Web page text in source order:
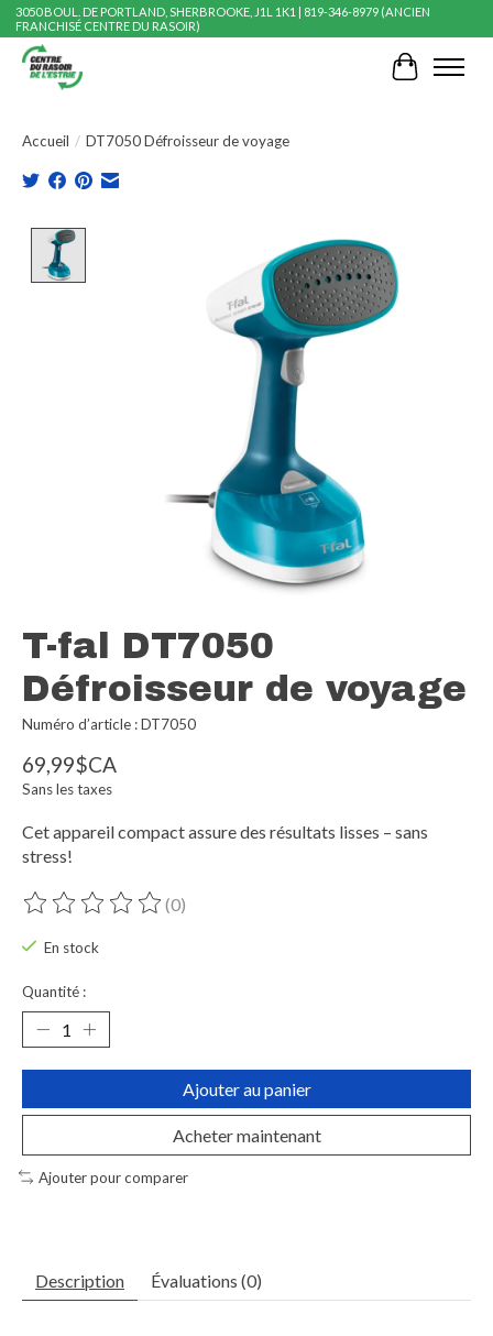
3050 BOUL. DE PORTLAND, SHERBROOKE, J1L 1K1 | 819-346-8979 (ANCIEN
FRANCHISÉ CENTRE DU RASOIR)
Panier
Accueil / DT7050 Défroisseur de voyage
Product image slideshow Items
T-fal DT7050
Défroisseur de voyage
Numéro d’article : DT7050
69,99$CA
Sans les taxes
Cet appareil compact assure des résultats lisses – sans
stress!
Ce produit est évalué à
(0)
En stock
Quantité :
Ajouter au panier
Acheter maintenant
Ajouter pour comparer
Description Évaluations (0)